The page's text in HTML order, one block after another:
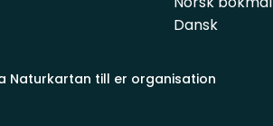
Dansk
Naturkartan till er organisation